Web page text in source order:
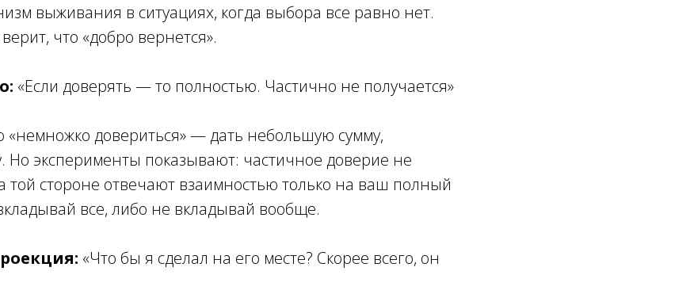
выживания в ситуациях, когда выбора все равно нет.
что «добро вернется».
«Если доверять — то полностью. Частично не получается»
«немножко довериться» — дать небольшую сумму,
Но эксперименты показывают: частичное доверие не
той стороне отвечают взаимностью только на ваш полный
все, либо не вкладывай вообще.
«Что бы я сделал на его месте? Скорее всего, он